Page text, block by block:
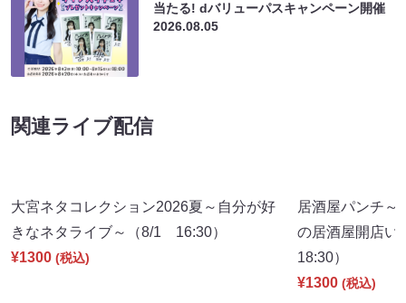
当たる! dバリューパスキャンペーン開催
2026.08.05
関連ライブ配信
大宮ネタコレクション2026夏～自分が好
きなネタライブ～（8/1 16:30）
¥1300 (税込)
居酒屋パンチ～
の居酒屋開店
18:30）
¥1300 (税込)